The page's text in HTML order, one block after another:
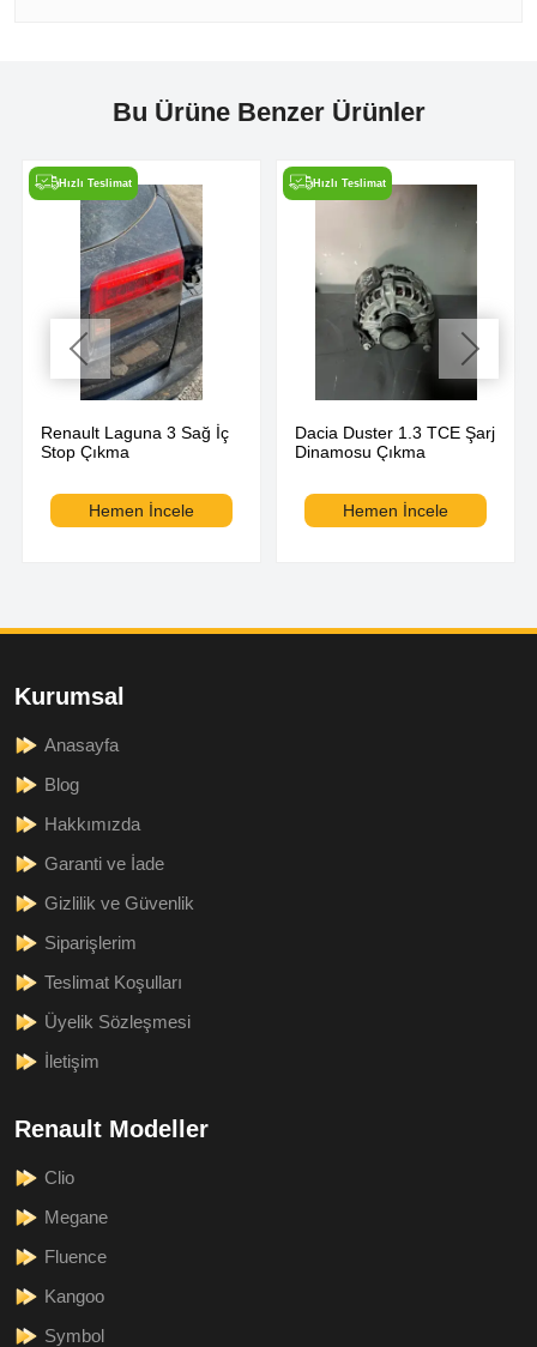
Bu Ürüne Benzer Ürünler
Hızlı Teslimat
Renault Laguna 3 Sağ İç
Stop Çıkma
Hemen İncele
Hızlı Teslimat
Dacia Duster 1.3 TCE Şarj
Dinamosu Çıkma
Hemen İncele
Kurumsal
Anasayfa
Blog
Hakkımızda
Garanti ve İade
Gizlilik ve Güvenlik
Siparişlerim
Teslimat Koşulları
Üyelik Sözleşmesi
İletişim
Renault Modeller
Clio
Megane
Fluence
Kangoo
Symbol